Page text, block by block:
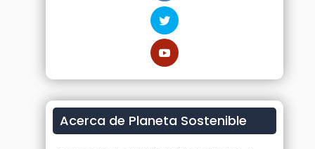
Acerca de Planeta Sostenible